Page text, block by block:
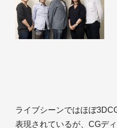
ライブシーンではほぼ
表現されているが、CGデ